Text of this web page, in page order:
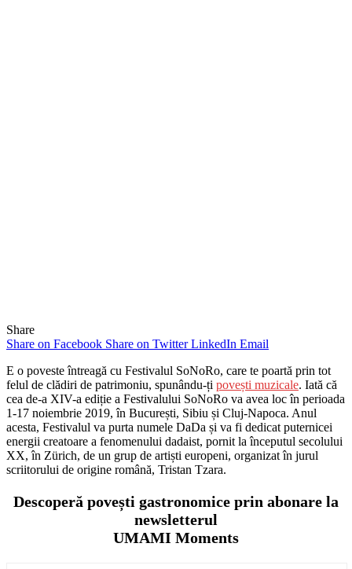
Share
Share on Facebook Share on Twitter LinkedIn Email
E o poveste întreagă cu Festivalul SoNoRo, care te poartă prin tot
felul de clădiri de patrimoniu, spunându-ți povești muzicale. Iată că
cea de-a XIV-a ediție a Festivalului SoNoRo va avea loc în perioada
1-17 noiembrie 2019, în București, Sibiu și Cluj-Napoca. Anul
acesta, Festivalul va purta numele DaDa și va fi dedicat puternicei
energii creatoare a fenomenului dadaist, pornit la începutul secolului
XX, în Zürich, de un grup de artiști europeni, organizat în jurul
scriitorului de origine română, Tristan Tzara.
Descoperă povești gastronomice prin abonare la
newsletterul
UMAMI Moments